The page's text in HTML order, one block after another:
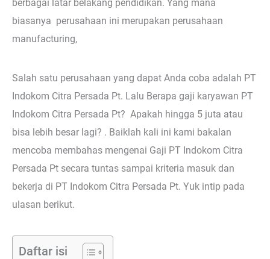
berbagai latar belakang pendidikan. Yang mana
biasanya perusahaan ini merupakan perusahaan
manufacturing,
Salah satu perusahaan yang dapat Anda coba adalah PT
Indokom Citra Persada Pt. Lalu Berapa gaji karyawan PT
Indokom Citra Persada Pt? Apakah hingga 5 juta atau
bisa lebih besar lagi? . Baiklah kali ini kami bakalan
mencoba membahas mengenai Gaji PT Indokom Citra
Persada Pt secara tuntas sampai kriteria masuk dan
bekerja di PT Indokom Citra Persada Pt. Yuk intip pada
ulasan berikut.
Daftar isi